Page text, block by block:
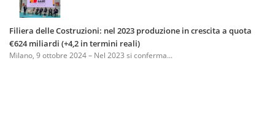
Filiera delle Costruzioni: nel 2023 produzione in crescita a quota
€624 miliardi (+4,2 in termini reali)
Milano, 9 ottobre 2024 – Nel 2023 si conferma...